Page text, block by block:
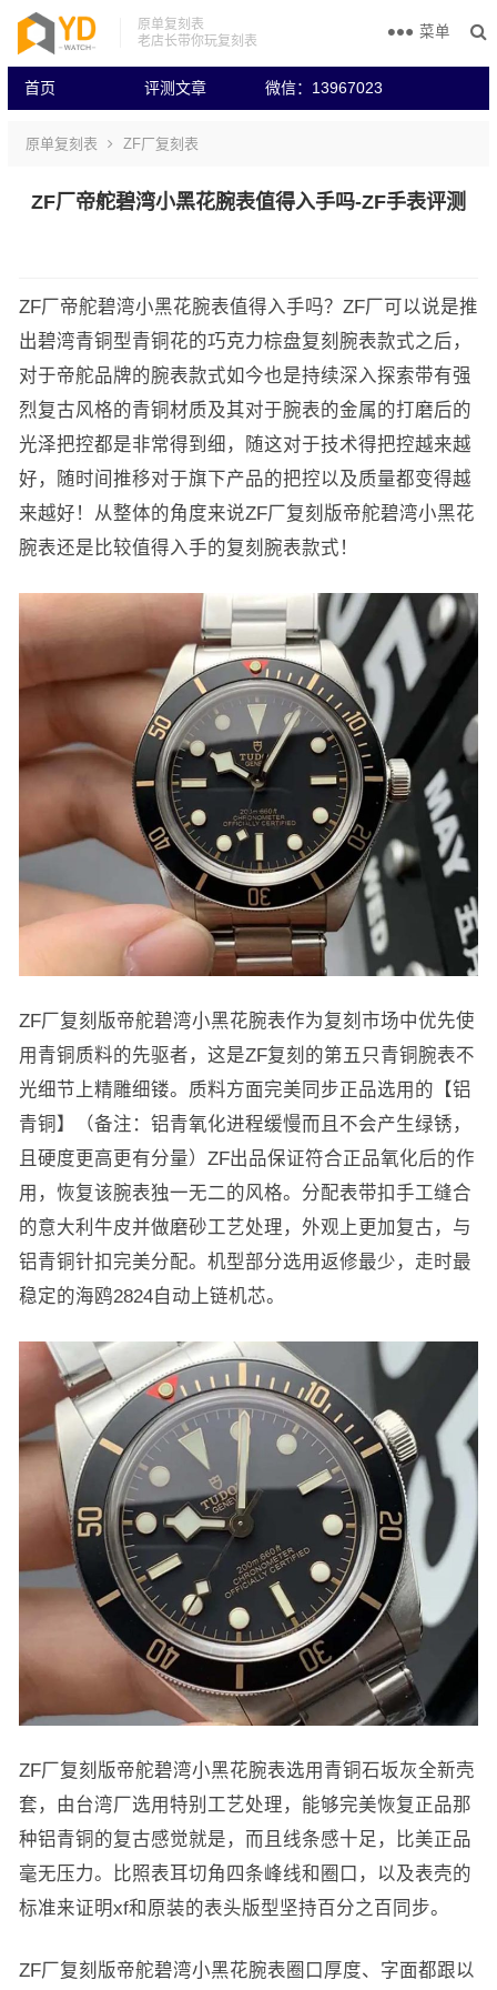
原单复刻表
老店长带你玩复刻表
首页 评测文章 微信：13967023
菜单
原单复刻表 ZF厂复刻表
ZF厂帝舵碧湾小黑花腕表值得入手吗-ZF手表评测
ZF厂帝舵碧湾小黑花腕表值得入手吗？ZF厂可以说是推
出碧湾青铜型青铜花的巧克力棕盘复刻腕表款式之后，
对于帝舵品牌的腕表款式如今也是持续深入探索带有强
烈复古风格的青铜材质及其对于腕表的金属的打磨后的
光泽把控都是非常得到细，随这对于技术得把控越来越
好，随时间推移对于旗下产品的把控以及质量都变得越
来越好！从整体的角度来说ZF厂复刻版帝舵碧湾小黑花
腕表还是比较值得入手的复刻腕表款式！
ZF厂复刻版帝舵碧湾小黑花腕表作为复刻市场中优先使
用青铜质料的先驱者，这是ZF复刻的第五只青铜腕表不
光细节上精雕细镂。质料方面完美同步正品选用的【铝
青铜】（备注：铝青氧化进程缓慢而且不会产生绿锈，
且硬度更高更有分量）ZF出品保证符合正品氧化后的作
用，恢复该腕表独一无二的风格。分配表带扣手工缝合
的意大利牛皮并做磨砂工艺处理，外观上更加复古，与
铝青铜针扣完美分配。机型部分选用返修最少，走时最
稳定的海鸥2824自动上链机芯。
ZF厂复刻版帝舵碧湾小黑花腕表选用青铜石坂灰全新壳
套，由台湾厂选用特别工艺处理，能够完美恢复正品那
种铝青铜的复古感觉就是，而且线条感十足，比美正品
毫无压力。比照表耳切角四条峰线和圈口，以及表壳的
标准来证明xf和原装的表头版型坚持百分之百同步。
ZF厂复刻版帝舵碧湾小黑花腕表圈口厚度、字面都跟以